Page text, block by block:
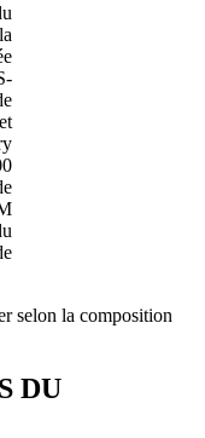
selon la composition
DU